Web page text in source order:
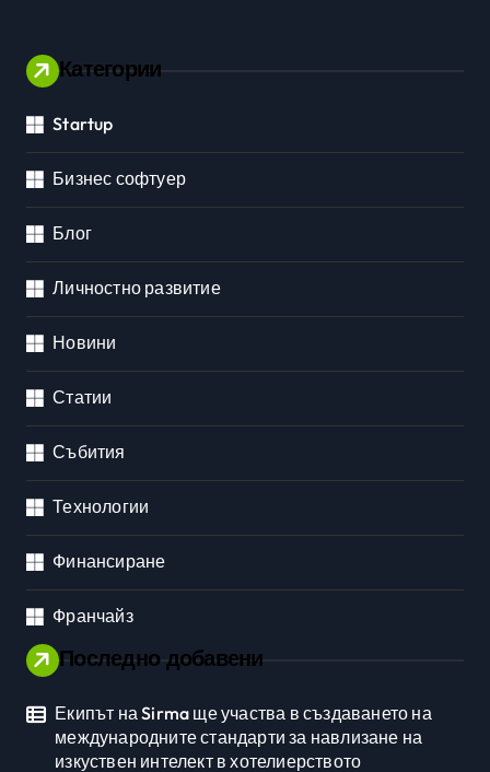
Категории
Startup
Бизнес софтуер
Блог
Личностно развитие
Новини
Статии
Събития
Технологии
Финансиране
Франчайз
Последно добавени
Екипът на Sirma ще участва в създаването на
международните стандарти за навлизане на
изкуствен интелект в хотелиерството